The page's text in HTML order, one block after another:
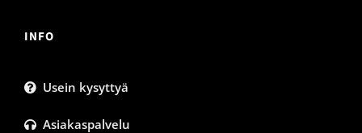
INFO
Usein kysyttyä
Asiakaspalvelu